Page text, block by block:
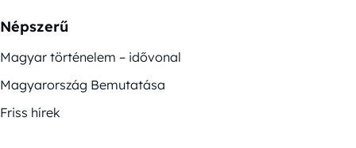
Népszerű
Magyar történelem – idővonal
Magyarország Bemutatása
Friss hírek